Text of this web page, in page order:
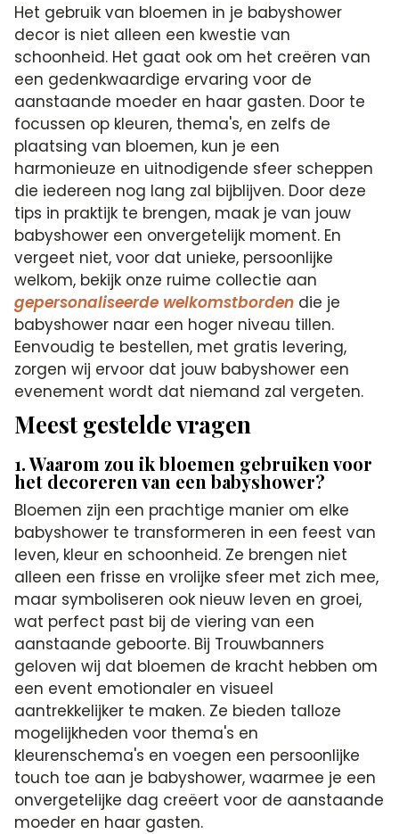
Het gebruik van bloemen in je babyshower
decor is niet alleen een kwestie van
schoonheid. Het gaat ook om het creëren van
een gedenkwaardige ervaring voor de
aanstaande moeder en haar gasten. Door te
focussen op kleuren, thema's, en zelfs de
plaatsing van bloemen, kun je een
harmonieuze en uitnodigende sfeer scheppen
die iedereen nog lang zal bijblijven. Door deze
tips in praktijk te brengen, maak je van jouw
babyshower een onvergetelijk moment. En
vergeet niet, voor dat unieke, persoonlijke
welkom, bekijk onze ruime collectie aan
gepersonaliseerde welkomstborden die je
babyshower naar een hoger niveau tillen.
Eenvoudig te bestellen, met gratis levering,
zorgen wij ervoor dat jouw babyshower een
evenement wordt dat niemand zal vergeten.
Meest gestelde vragen
1. Waarom zou ik bloemen gebruiken voor
het decoreren van een babyshower?
Bloemen zijn een prachtige manier om elke
babyshower te transformeren in een feest van
leven, kleur en schoonheid. Ze brengen niet
alleen een frisse en vrolijke sfeer met zich mee,
maar symboliseren ook nieuw leven en groei,
wat perfect past bij de viering van een
aanstaande geboorte. Bij Trouwbanners
geloven wij dat bloemen de kracht hebben om
een event emotionaler en visueel
aantrekkelijker te maken. Ze bieden talloze
mogelijkheden voor thema's en
kleurenschema's en voegen een persoonlijke
touch toe aan je babyshower, waarmee je een
onvergetelijke dag creëert voor de aanstaande
moeder en haar gasten.